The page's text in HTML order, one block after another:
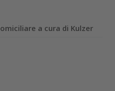
a cura di Kulzer